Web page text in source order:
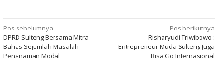
Navigasi
pos
Pos sebelumnya
DPRD Sulteng Bersama Mitra
Bahas Sejumlah Masalah
Penanaman Modal
Pos berikutnya
Risharyudi Triwibowo :
Entrepreneur Muda Sulteng Juga
Bisa Go Internasional